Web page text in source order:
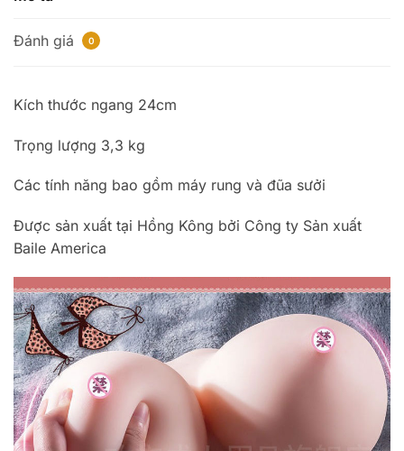
Đánh giá 0
Kích thước ngang 24cm
Trọng lượng 3,3 kg
Các tính năng bao gồm máy rung và đũa sưởi
Được sản xuất tại Hồng Kông bởi Công ty Sản xuất
Baile America